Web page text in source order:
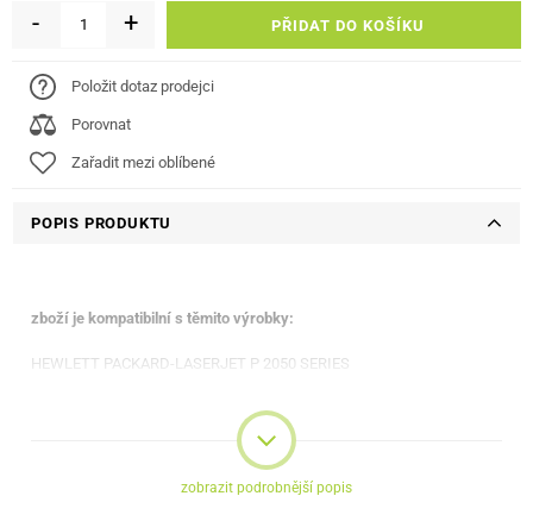
- + PŘIDAT DO KOŠÍKU
Položit dotaz prodejci
Porovnat
Zařadit mezi oblíbené
POPIS PRODUKTU
zboží je kompatibilní s těmito výrobky:
HEWLETT PACKARD-LASERJET P 2050 SERIES
HEWLETT PACKARD-LASERJET P 2055 D
HEWLETT PACKARD-LASERJET P 2055 DN
HEWLETT PACKARD-LASERJET P 2055 X
zobrazit podrobnější popis